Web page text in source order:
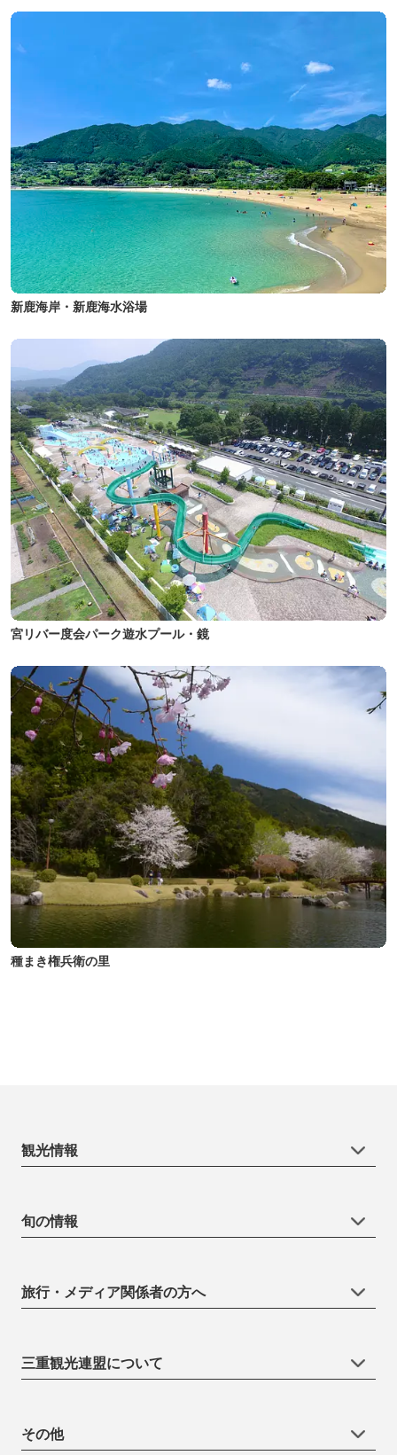
新鹿海岸・新鹿海水浴場
宮リバー度会パーク遊水プール・鏡
種まき権兵衛の里
観光情報
旬の情報
旅行・メディア関係者の方へ
三重観光連盟について
その他